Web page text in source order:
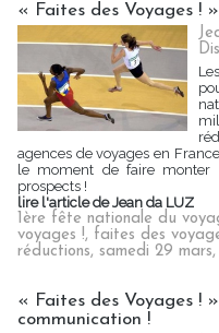
« Faites des Voyages !
agences de voyages en
le moment de faire monter
prospects !
lire l'article de Jean da LUZ
1ère fête nationale du
voyages !, faites des
réductions, samedi 29 mars,
« Faites des Voyages !
communication !